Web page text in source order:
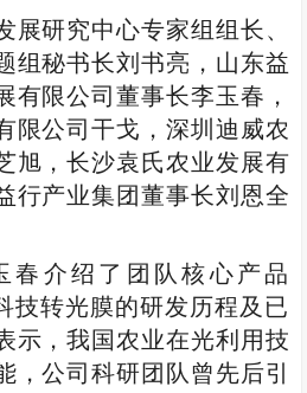
展研究中心专家组组长、
组秘书长刘书亮，山东益
有限公司董事长李玉春，
限公司干戈，深圳迪威农
旭，长沙袁氏农业发展有
行产业集团董事长刘恩全
春介绍了团队核心产品
转光膜的研发历程及已
示，我国农业在光利用技
，公司科研团队曾先后引